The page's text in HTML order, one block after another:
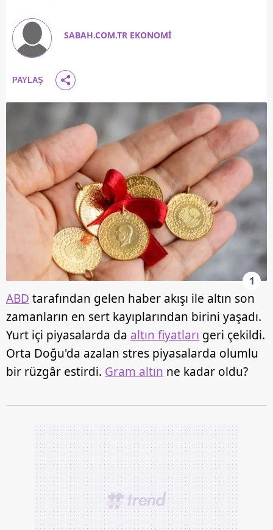
SABAH.COM.TR EKONOMİ
PAYLAŞ
1
ABD tarafından gelen haber akışı ile altın son
zamanların en sert kayıplarından birini yaşadı.
Yurt içi piyasalarda da altın fiyatları geri çekildi.
Orta Doğu'da azalan stres piyasalarda olumlu
bir rüzgâr estirdi. Gram altın ne kadar oldu?